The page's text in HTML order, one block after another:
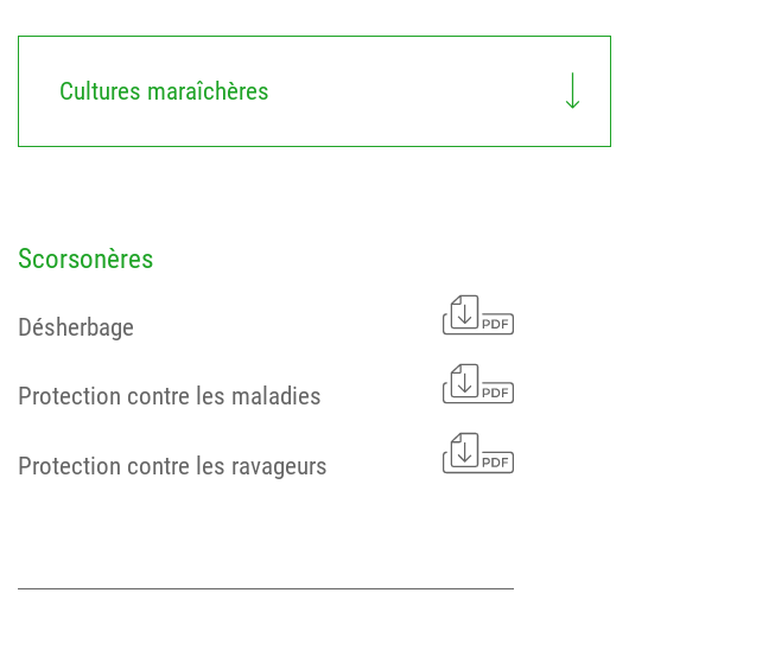
Cultures maraîchères
Scorsonères
Désherbage
Protection contre les maladies
Protection contre les ravageurs